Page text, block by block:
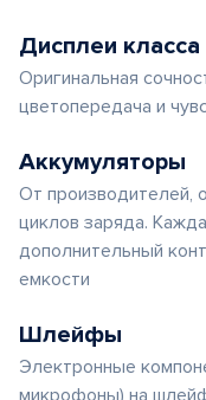
Дисплеи
Оригинальная
цветопередача и
Аккумуляторы
От производителей,
циклов заряда.
дополнительный
емкости
Шлейфы
Электронные
микрофоны) на